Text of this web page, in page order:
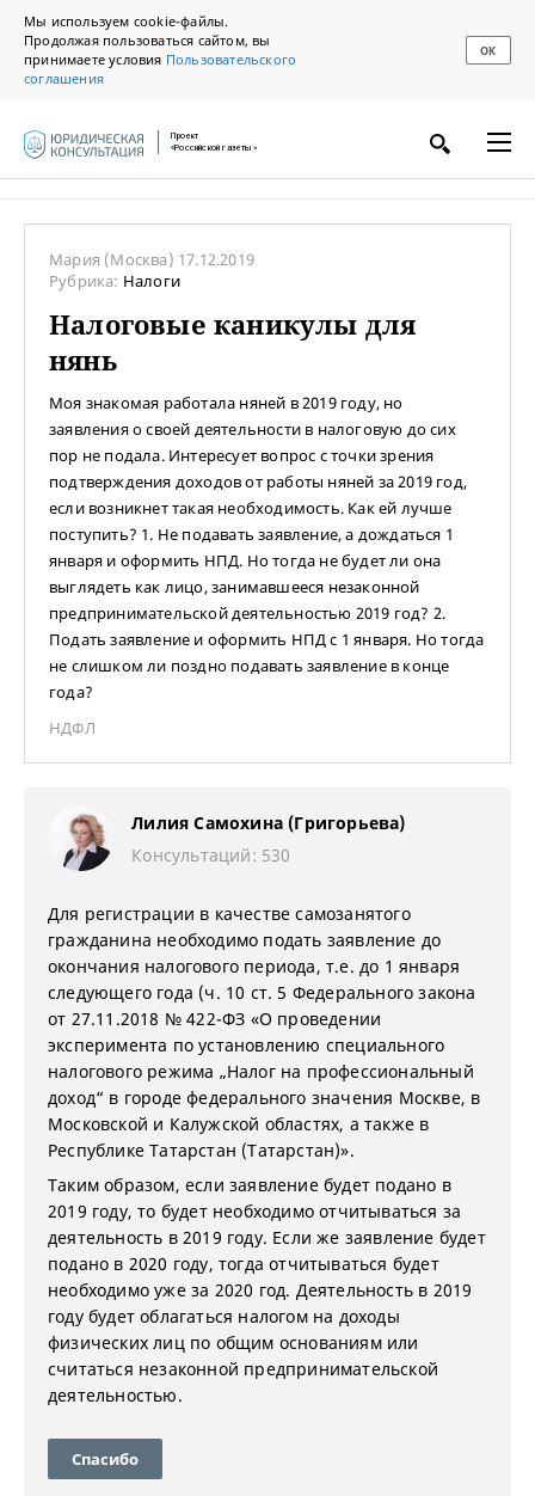
Мы используем cookie-файлы.
Продолжая пользоваться сайтом, вы
принимаете условия Пользовательского
соглашения
ОК
Проект
«Российской газеты»
Мария (Москва) 17.12.2019
Рубрика: Налоги
Налоговые каникулы для
нянь
Моя знакомая работала няней в 2019 году, но
заявления о своей деятельности в налоговую до сих
пор не подала. Интересует вопрос с точки зрения
подтверждения доходов от работы няней за 2019 год,
если возникнет такая необходимость. Как ей лучше
поступить? 1. Не подавать заявление, а дождаться 1
января и оформить НПД. Но тогда не будет ли она
выглядеть как лицо, занимавшееся незаконной
предпринимательской деятельностью 2019 год? 2.
Подать заявление и оформить НПД с 1 января. Но тогда
не слишком ли поздно подавать заявление в конце
года?
НДФЛ
Лилия Самохина (Григорьева)
Консультаций: 530
Для регистрации в качестве самозанятого
гражданина необходимо подать заявление до
окончания налогового периода, т.е. до 1 января
следующего года (ч. 10 ст. 5 Федерального закона
от 27.11.2018 № 422-ФЗ «О проведении
эксперимента по установлению специального
налогового режима „Налог на профессиональный
доход“ в городе федерального значения Москве, в
Московской и Калужской областях, а также в
Республике Татарстан (Татарстан)».
Таким образом, если заявление будет подано в
2019 году, то будет необходимо отчитываться за
деятельность в 2019 году. Если же заявление будет
подано в 2020 году, тогда отчитываться будет
необходимо уже за 2020 год. Деятельность в 2019
году будет облагаться налогом на доходы
физических лиц по общим основаниям или
считаться незаконной предпринимательской
деятельностью.
Спасибо